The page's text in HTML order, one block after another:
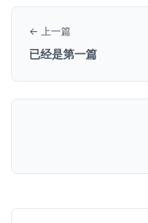
← 上一篇
已经是第一篇